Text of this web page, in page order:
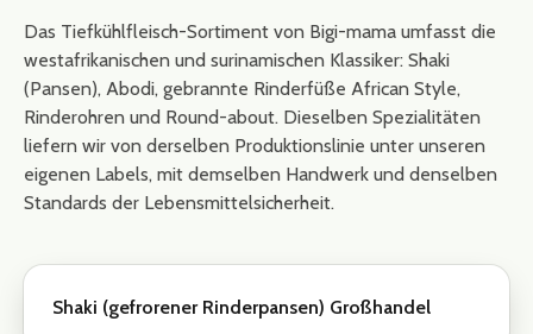
Das Tiefkühlfleisch-Sortiment von Bigi-mama umfasst die
westafrikanischen und surinamischen Klassiker: Shaki
(Pansen), Abodi, gebrannte Rinderfüße African Style,
Rinderohren und Round-about. Dieselben Spezialitäten
liefern wir von derselben Produktionslinie unter unseren
eigenen Labels, mit demselben Handwerk und denselben
Standards der Lebensmittelsicherheit.
Shaki (gefrorener Rinderpansen) Großhandel